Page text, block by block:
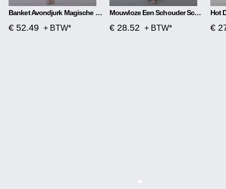
Banket Avondjurk Magische Kleur Kralen Kort
€ 52.49 + BTW*
Mouwloze Een Schouder Schuine Hals Pailletten Prachtige Jurk Met Split
€ 28.52 + BTW* €